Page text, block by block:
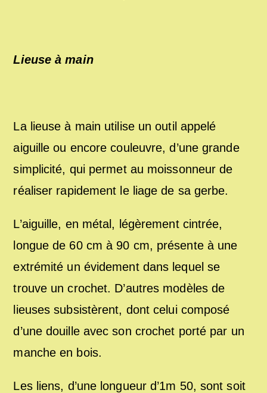
Lieuse à main
La lieuse à main utilise un outil appelé
aiguille ou encore couleuvre, d’une grande
simplicité, qui permet au moissonneur de
réaliser rapidement le liage de sa gerbe.
L’aiguille, en métal, légèrement cintrée,
longue de 60 cm à 90 cm, présente à une
extrémité un évidement dans lequel se
trouve un crochet. D’autres modèles de
lieuses subsistèrent, dont celui composé
d’une douille avec son crochet porté par un
manche en bois.
Les liens, d’une longueur d’1m 50, sont soit